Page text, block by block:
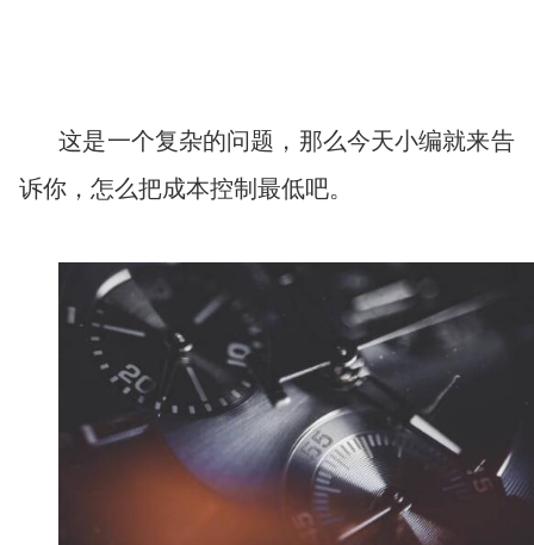
这是一个复杂的问题，那么今天小编就来告
诉你，怎么把成本控制最低吧。